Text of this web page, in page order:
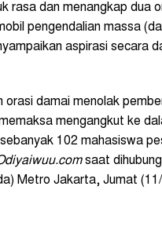
rasa dan menangkap dua
pengendalian massa
aspirasi secara
damai menolak
mengangkut ke
102 mahasiswa
saat
Metro Jakarta, Jumat